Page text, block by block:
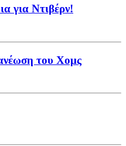
για Ντιβέρν!
του Χομς